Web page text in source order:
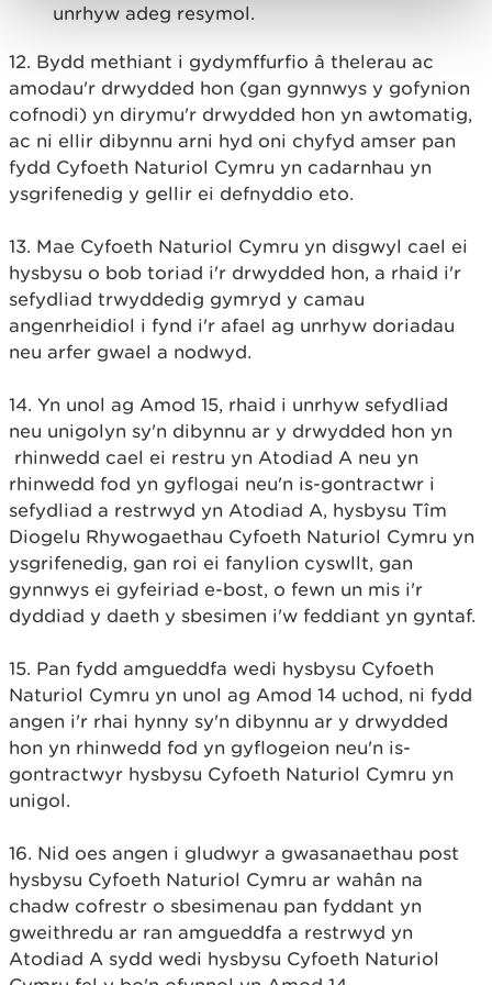
unrhyw adeg resymol.
12. Bydd methiant i gydymffurfio â thelerau ac
amodau'r drwydded hon (gan gynnwys y gofynion
cofnodi) yn dirymu'r drwydded hon yn awtomatig,
ac ni ellir dibynnu arni hyd oni chyfyd amser pan
fydd Cyfoeth Naturiol Cymru yn cadarnhau yn
ysgrifenedig y gellir ei defnyddio eto.
13. Mae Cyfoeth Naturiol Cymru yn disgwyl cael ei
hysbysu o bob toriad i'r drwydded hon, a rhaid i'r
sefydliad trwyddedig gymryd y camau
angenrheidiol i fynd i'r afael ag unrhyw doriadau
neu arfer gwael a nodwyd.
14. Yn unol ag Amod 15, rhaid i unrhyw sefydliad
neu unigolyn sy'n dibynnu ar y drwydded hon yn
rhinwedd cael ei restru yn Atodiad A neu yn
rhinwedd fod yn gyflogai neu'n is-gontractwr i
sefydliad a restrwyd yn Atodiad A, hysbysu Tîm
Diogelu Rhywogaethau Cyfoeth Naturiol Cymru yn
ysgrifenedig, gan roi ei fanylion cyswllt, gan
gynnwys ei gyfeiriad e-bost, o fewn un mis i'r
dyddiad y daeth y sbesimen i'w feddiant yn gyntaf.
15. Pan fydd amgueddfa wedi hysbysu Cyfoeth
Naturiol Cymru yn unol ag Amod 14 uchod, ni fydd
angen i'r rhai hynny sy'n dibynnu ar y drwydded
hon yn rhinwedd fod yn gyflogeion neu'n is-
gontractwyr hysbysu Cyfoeth Naturiol Cymru yn
unigol.
16. Nid oes angen i gludwyr a gwasanaethau post
hysbysu Cyfoeth Naturiol Cymru ar wahân na
chadw cofrestr o sbesimenau pan fyddant yn
gweithredu ar ran amgueddfa a restrwyd yn
Atodiad A sydd wedi hysbysu Cyfoeth Naturiol